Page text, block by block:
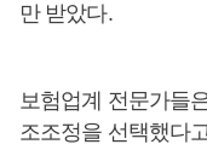
만 받았다.
보험업계 전문가들
조조정을 선택했다